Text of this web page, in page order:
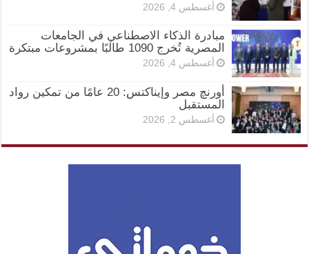
أغسطس 4, 2026
مبادرة الذكاء الاصطناعي في الجامعات
المصرية تُخرج 1090 طالبًا بمشروعات مبتكرة
أغسطس 4, 2026
أورنچ مصر وإيناكتس: 20 عامًا من تمكين رواد
المستقبل
أغسطس 2, 2026